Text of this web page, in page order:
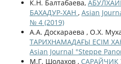
К.Н. Балтабаева,
БАХАДУР-ХАН , Asian
№ 4 (2019)
А.А. Доскараева , О.Х.
ТАРИХНАМАДАҒЫ ЕСІМ
Asian Journal "Steppe
М.Г. Шолахов ,